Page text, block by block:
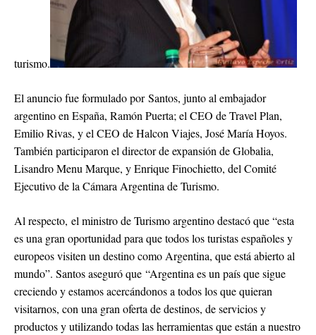
turismo.
El anuncio fue formulado por Santos, junto al embajador
argentino en España, Ramón Puerta; el CEO de Travel Plan,
Emilio Rivas, y el CEO de Halcon Viajes, José María Hoyos.
También participaron el director de expansión de Globalia,
Lisandro Menu Marque, y Enrique Finochietto, del Comité
Ejecutivo de la Cámara Argentina de Turismo.
Al respecto, el ministro de Turismo argentino destacó que “esta
es una gran oportunidad para que todos los turistas españoles y
europeos visiten un destino como Argentina, que está abierto al
mundo”. Santos aseguró que “Argentina es un país que sigue
creciendo y estamos acercándonos a todos los que quieran
visitarnos, con una gran oferta de destinos, de servicios y
productos y utilizando todas las herramientas que están a nuestro